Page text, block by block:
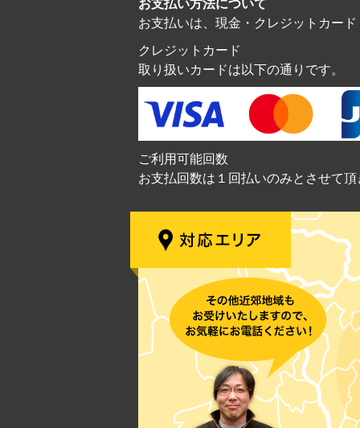
お支払い方法について
お支払いは、現金・クレジットカー
クレジットカード
取り扱いカードは以下の通りです。
ご利用可能回数
お支払回数は１回払いのみとさせて